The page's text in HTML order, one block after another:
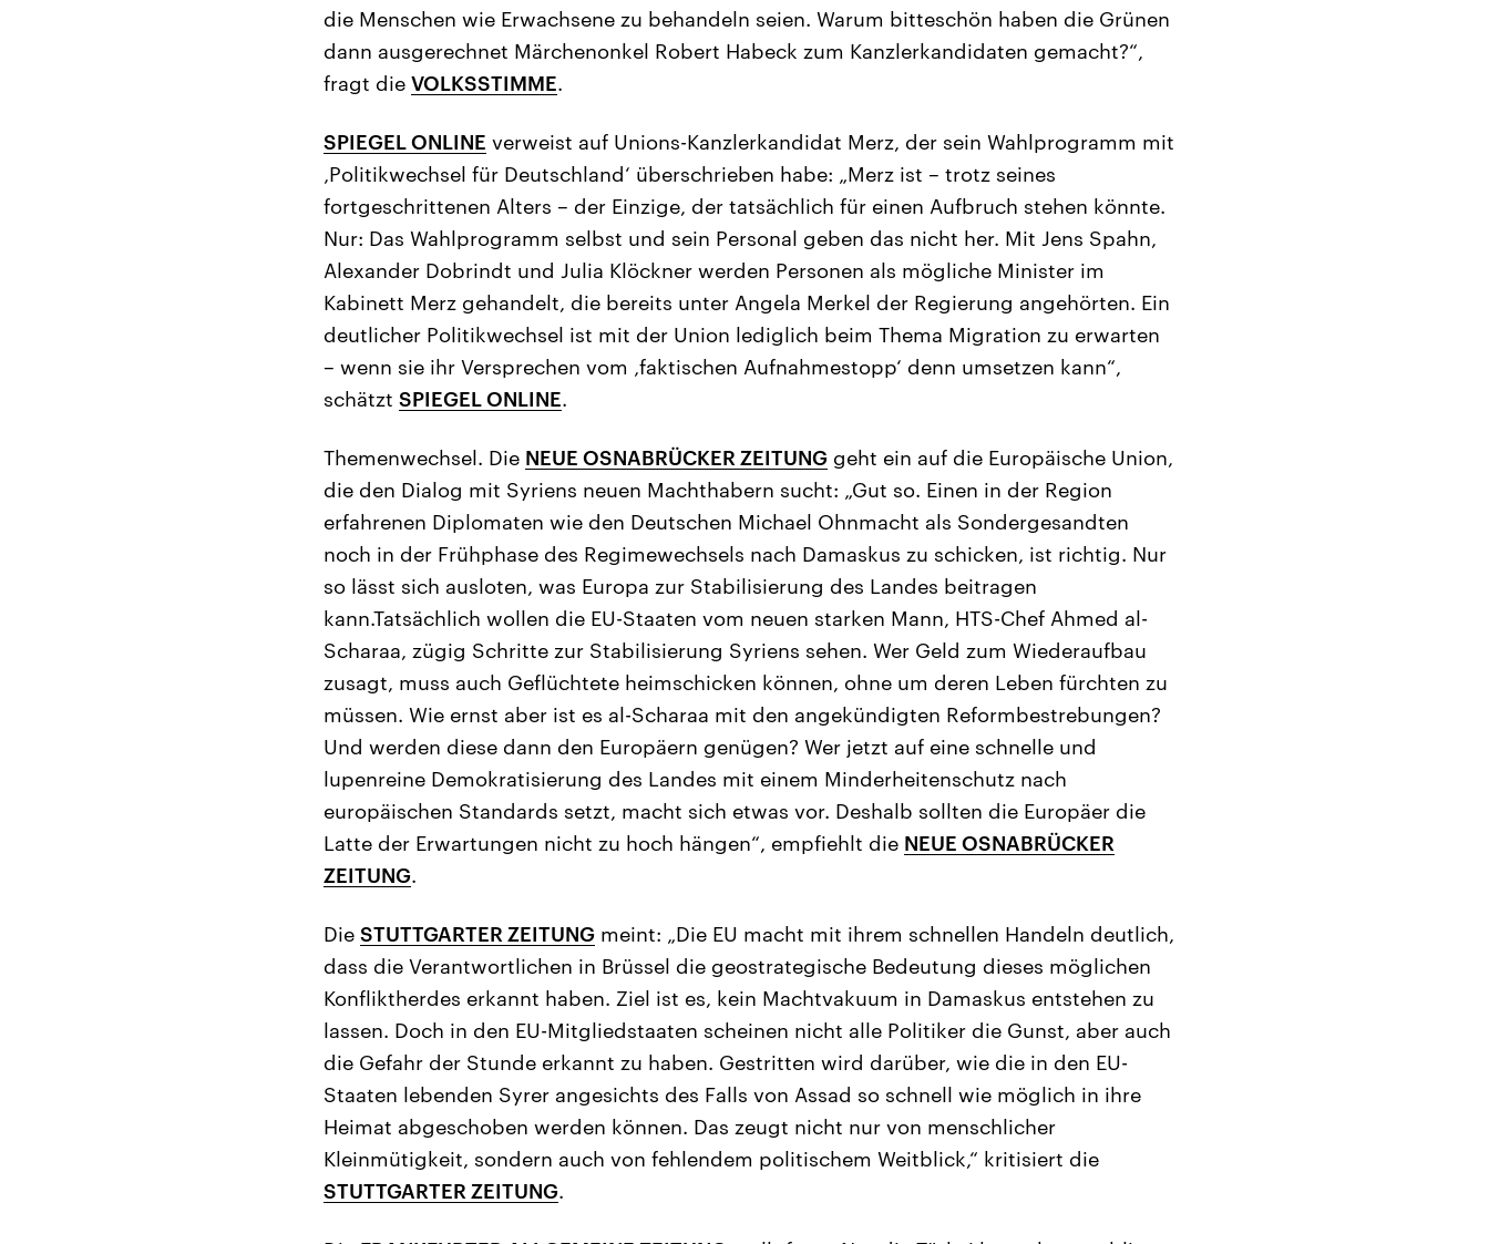
die Menschen wie Erwachsene zu behandeln seien. Warum bitteschön haben die Grünen
dann ausgerechnet Märchenonkel Robert Habeck zum Kanzlerkandidaten gemacht?“,
fragt die VOLKSSTIMME.
SPIEGEL ONLINE verweist auf Unions-Kanzlerkandidat Merz, der sein Wahlprogramm mit
‚Politikwechsel für Deutschland‘ überschrieben habe: „Merz ist – trotz seines
fortgeschrittenen Alters – der Einzige, der tatsächlich für einen Aufbruch stehen könnte.
Nur: Das Wahlprogramm selbst und sein Personal geben das nicht her. Mit Jens Spahn,
Alexander Dobrindt und Julia Klöckner werden Personen als mögliche Minister im
Kabinett Merz gehandelt, die bereits unter Angela Merkel der Regierung angehörten. Ein
deutlicher Politikwechsel ist mit der Union lediglich beim Thema Migration zu erwarten
– wenn sie ihr Versprechen vom ‚faktischen Aufnahmestopp‘ denn umsetzen kann“,
schätzt SPIEGEL ONLINE.
Themenwechsel. Die NEUE OSNABRÜCKER ZEITUNG geht ein auf die Europäische Union,
die den Dialog mit Syriens neuen Machthabern sucht: „Gut so. Einen in der Region
erfahrenen Diplomaten wie den Deutschen Michael Ohnmacht als Sondergesandten
noch in der Frühphase des Regimewechsels nach Damaskus zu schicken, ist richtig. Nur
so lässt sich ausloten, was Europa zur Stabilisierung des Landes beitragen
kann.Tatsächlich wollen die EU-Staaten vom neuen starken Mann, HTS-Chef Ahmed al-
Scharaa, zügig Schritte zur Stabilisierung Syriens sehen. Wer Geld zum Wiederaufbau
zusagt, muss auch Geflüchtete heimschicken können, ohne um deren Leben fürchten zu
müssen. Wie ernst aber ist es al-Scharaa mit den angekündigten Reformbestrebungen?
Und werden diese dann den Europäern genügen? Wer jetzt auf eine schnelle und
lupenreine Demokratisierung des Landes mit einem Minderheitenschutz nach
europäischen Standards setzt, macht sich etwas vor. Deshalb sollten die Europäer die
Latte der Erwartungen nicht zu hoch hängen“, empfiehlt die NEUE OSNABRÜCKER
ZEITUNG.
Die STUTTGARTER ZEITUNG meint: „Die EU macht mit ihrem schnellen Handeln deutlich,
dass die Verantwortlichen in Brüssel die geostrategische Bedeutung dieses möglichen
Konfliktherdes erkannt haben. Ziel ist es, kein Machtvakuum in Damaskus entstehen zu
lassen. Doch in den EU-Mitgliedstaaten scheinen nicht alle Politiker die Gunst, aber auch
die Gefahr der Stunde erkannt zu haben. Gestritten wird darüber, wie die in den EU-
Staaten lebenden Syrer angesichts des Falls von Assad so schnell wie möglich in ihre
Heimat abgeschoben werden können. Das zeugt nicht nur von menschlicher
Kleinmütigkeit, sondern auch von fehlendem politischem Weitblick,“ kritisiert die
STUTTGARTER ZEITUNG.